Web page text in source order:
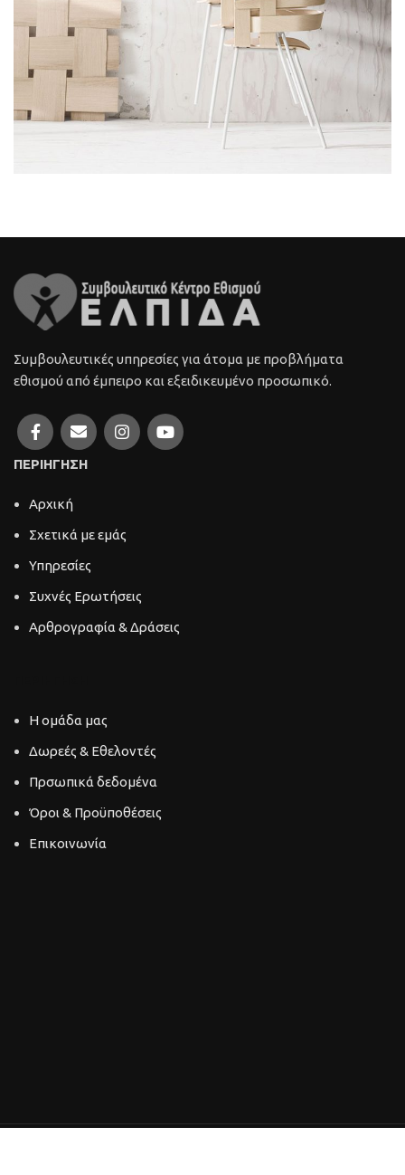
Συμβουλευτικές υπηρεσίες για άτομα με προβλήματα
εθισμού από έμπειρο και εξειδικευμένο προσωπικό.
ΠΕΡΙΗΓΗΣΗ
Αρχική
Σχετικά με εμάς
Υπηρεσίες
Συχνές Ερωτήσεις
Αρθρογραφία & Δράσεις
Η ομάδα μας
Δωρεές & Εθελοντές
Πρσωπικά δεδομένα
Όροι & Προϋποθέσεις
Επικοινωνία